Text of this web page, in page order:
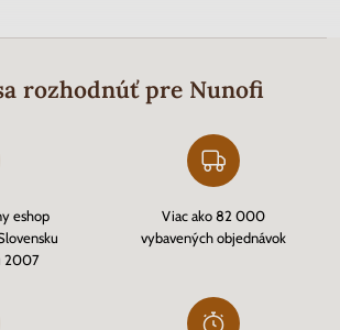
rozhodnúť pre Nunofi
eshop
2007
Viac ako 82 000
vybavených objednávok